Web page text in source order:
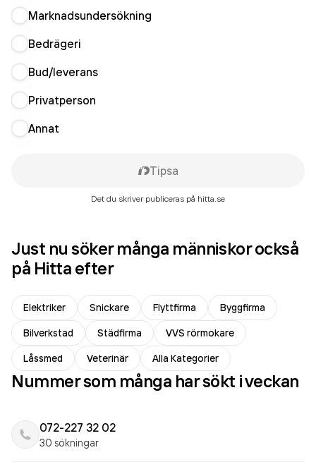
Marknadsundersökning
Bedrägeri
Bud/leverans
Privatperson
Annat
Tipsa
Det du skriver publiceras på hitta.se
Just nu söker många människor också
på Hitta efter
Elektriker Snickare Flyttfirma
Byggfirma
Bilverkstad
Städfirma
VVS rörmokare
Låssmed
Veterinär Alla Kategorier
Nummer som många har sökt i veckan
072-227 32 02
30 sökningar